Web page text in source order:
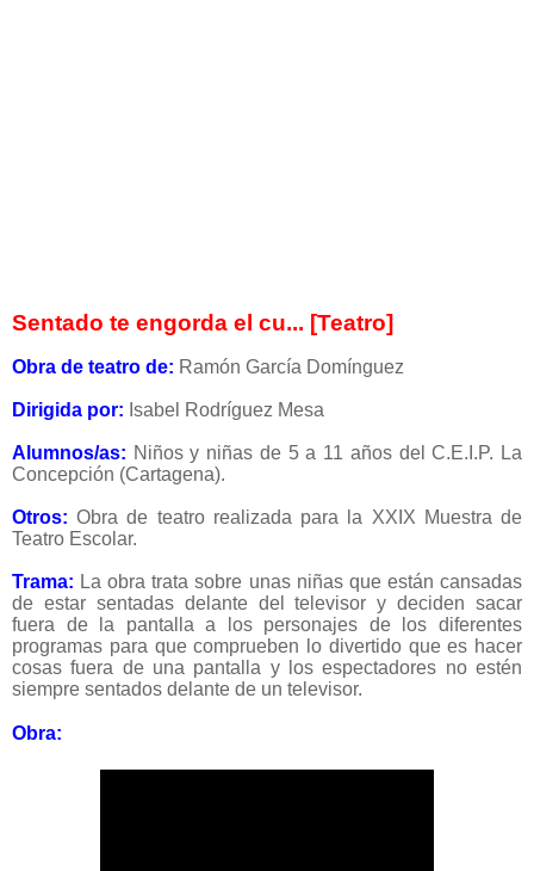
Sentado te engorda el cu... [Teatro]
Obra de teatro de: Ramón García Domínguez
Dirigida por: Isabel Rodríguez Mesa
Alumnos/as: Niños y niñas de 5 a 11 años del C.E.I.P. La
Concepción (Cartagena).
Otros: Obra de teatro realizada para la XXIX Muestra de
Teatro Escolar.
Trama: La obra trata sobre unas niñas que están cansadas
de estar sentadas delante del televisor y deciden sacar
fuera de la pantalla a los personajes de los diferentes
programas para que comprueben lo divertido que es hacer
cosas fuera de una pantalla y los espectadores no estén
siempre sentados delante de un televisor.
Obra: